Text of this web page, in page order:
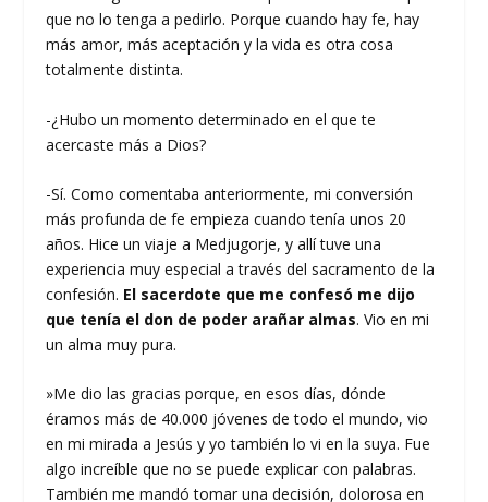
que no lo tenga a pedirlo. Porque cuando hay fe, hay
más amor, más aceptación y la vida es otra cosa
totalmente distinta.
-¿Hubo un momento determinado en el que te
acercaste más a Dios?
-Sí. Como comentaba anteriormente, mi conversión
más profunda de fe empieza cuando tenía unos 20
años. Hice un viaje a Medjugorje, y allí tuve una
experiencia muy especial a través del sacramento de la
confesión. El sacerdote que me confesó me dijo
que tenía el don de poder arañar almas. Vio en mi
un alma muy pura.
»Me dio las gracias porque, en esos días, dónde
éramos más de 40.000 jóvenes de todo el mundo, vio
en mi mirada a Jesús y yo también lo vi en la suya. Fue
algo increíble que no se puede explicar con palabras.
También me mandó tomar una decisión, dolorosa en